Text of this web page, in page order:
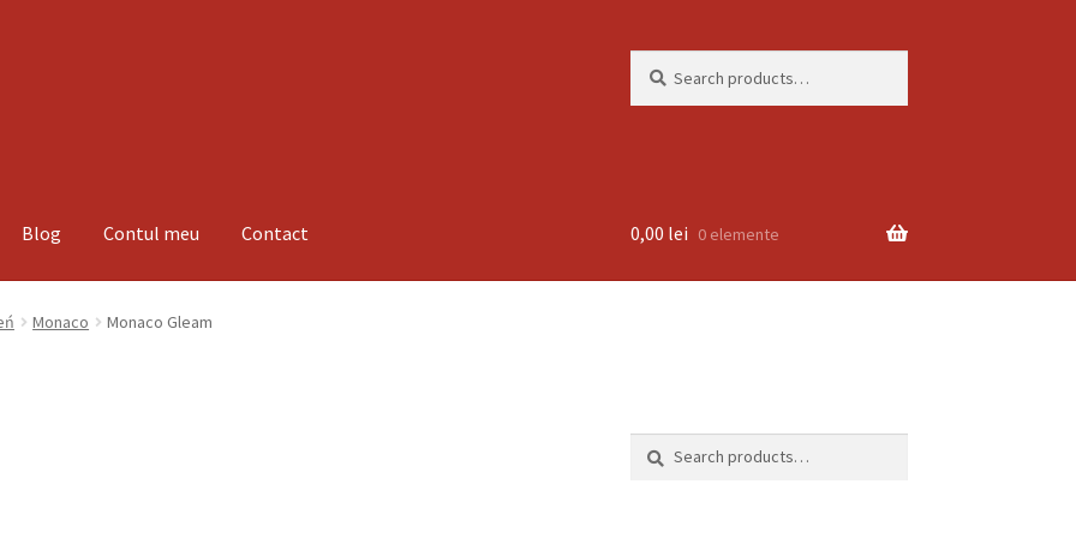
for:
Blog Contul meu Contact
noi Informatii Magazin
0,00 lei 0 elemente
Monaco Monaco Gleam
Search
Search